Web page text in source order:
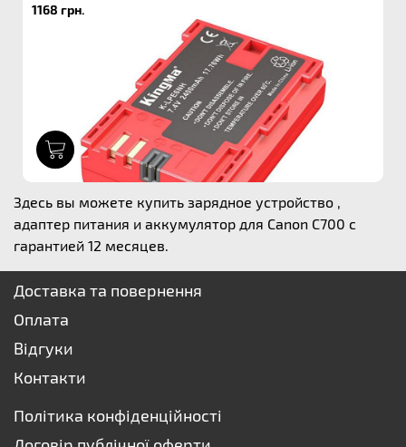
1168 грн.
Здесь вы можете купить зарядное устройство ,
адаптер питания и аккумулятор для Canon C700 с
гарантией 12 месяцев.
Доставка та повернення
Оплата
Відгуки
Контакти
Політика конфіденційності